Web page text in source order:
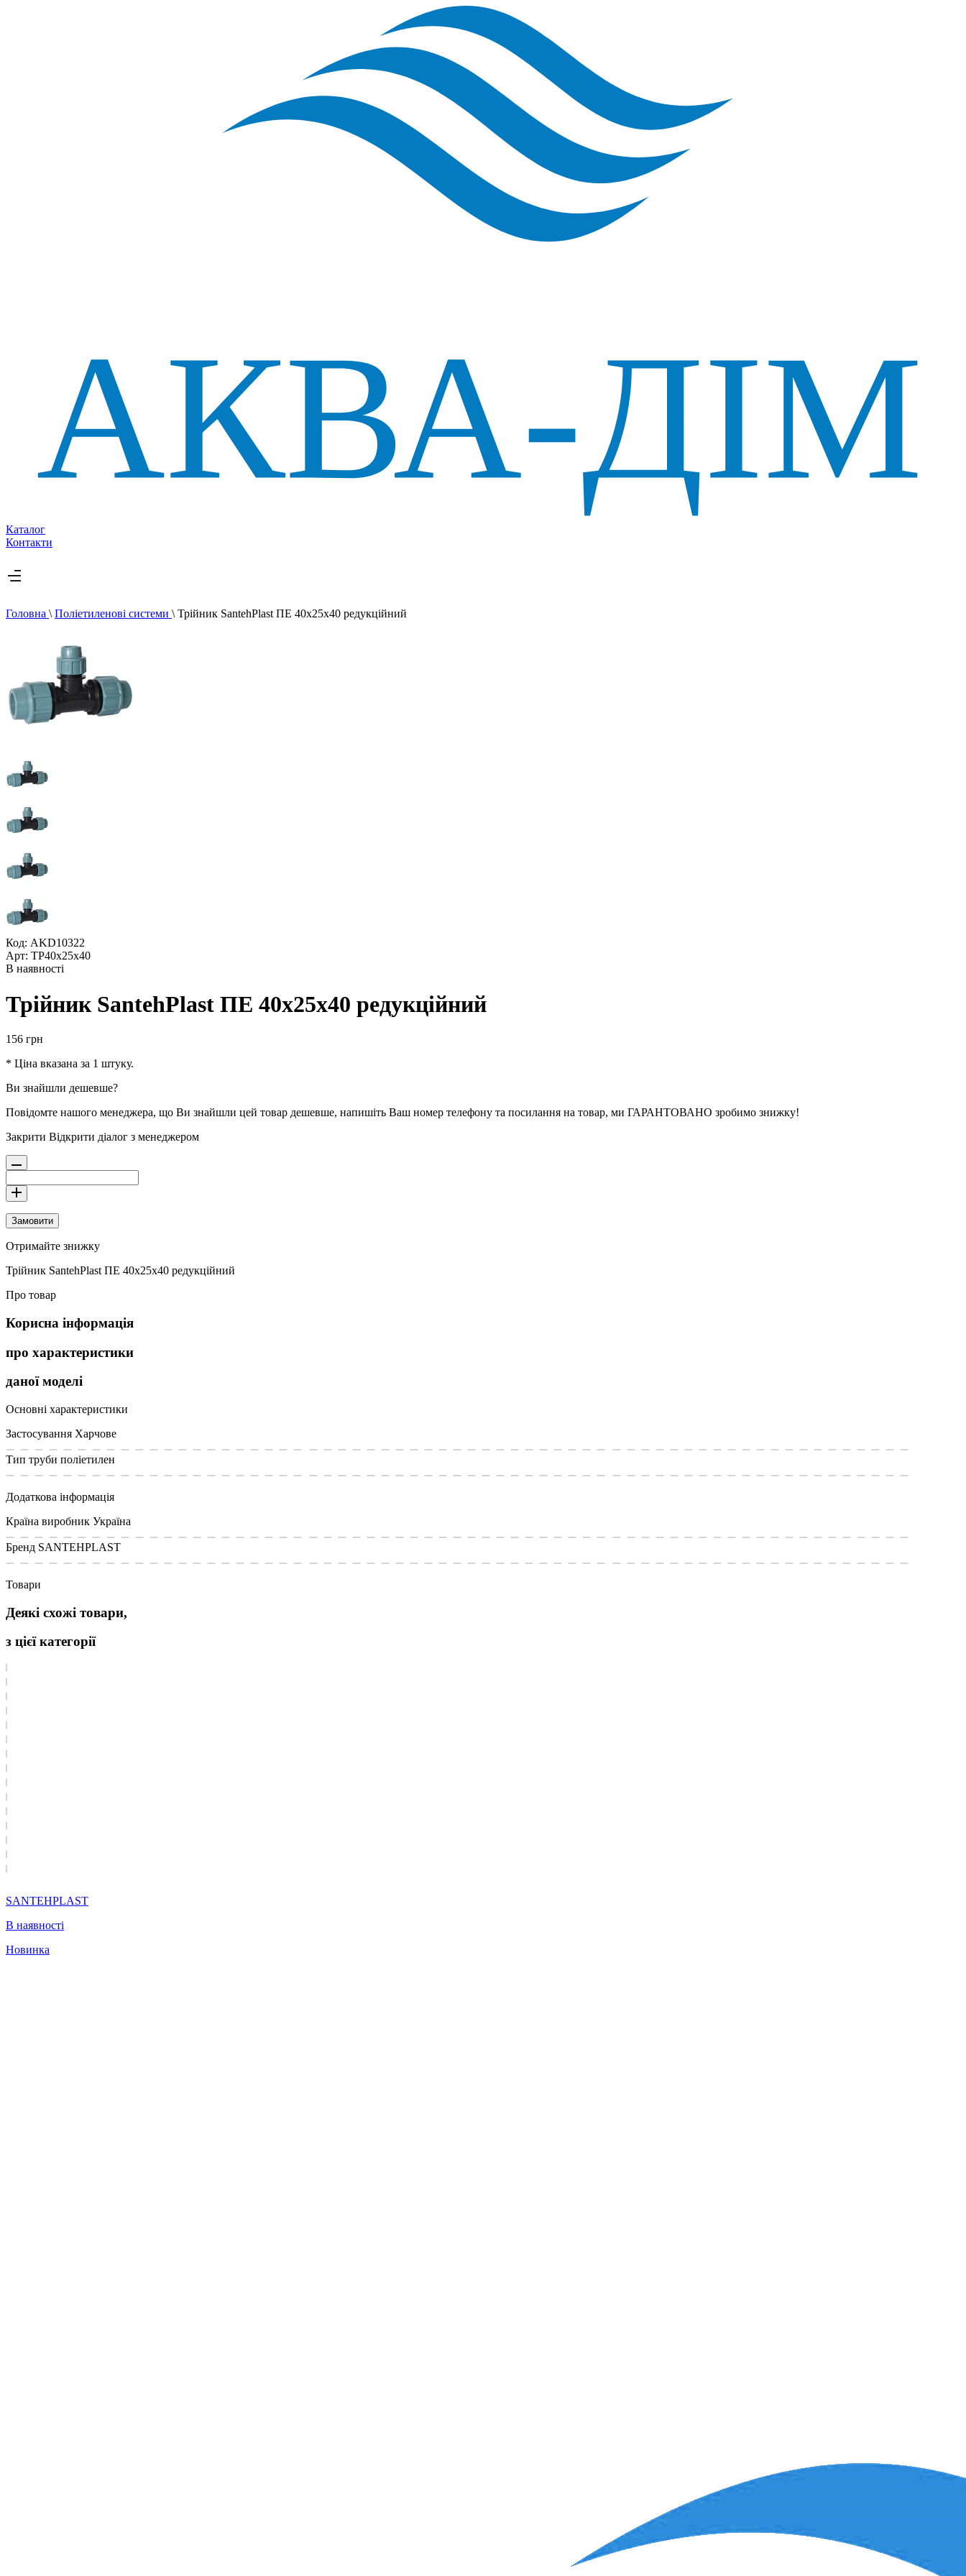
Каталог
Контакти
Головна \ Поліетиленові системи \ Трійник SantehPlast ПЕ 40х25х40 редукційний
Код: AKD10322
Арт: ТР40x25x40
В наявності
Трійник SantehPlast ПЕ 40х25х40 редукційний
156 грн
* Ціна вказана за 1 штуку.
Ви знайшли дешевше?
Повідомте нашого менеджера, що Ви знайшли цей товар дешевше, напишіть Ваш номер телефону та посилання на товар, ми ГАРАНТОВАНО зробимо знижку!
Закрити Відкрити діалог з менеджером
Замовити
Отримайте знижку
Трійник SantehPlast ПЕ 40х25х40 редукційний
Про товар
Корисна інформація
про характеристики
даної моделі
Основні характеристики
Застосування Харчове
Тип труби поліетилен
Додаткова інформація
Країна виробник Україна
Бренд SANTEHPLAST
Товари
Деякі схожі товари,
з цієї категорії
SANTEHPLAST
В наявності
Новинка